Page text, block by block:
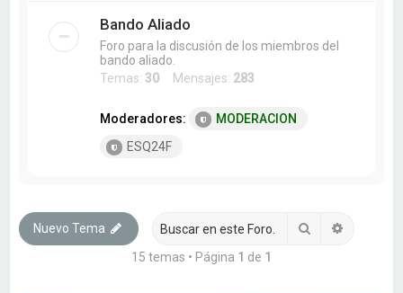
Bando Aliado
Foro para la discusión de los miembros del
bando aliado.
Temas: 30 Mensajes: 283
Moderadores:
MODERACION
ESQ24F
Nuevo Tema Buscar
15 temas • Página 1 de 1